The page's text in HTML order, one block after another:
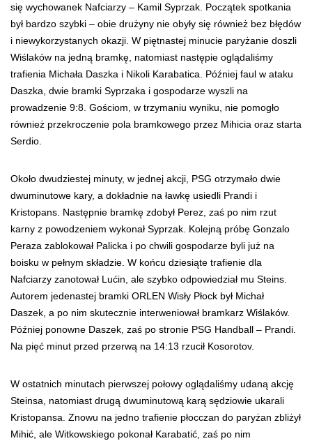
się wychowanek Nafciarzy – Kamil Syprzak. Początek spotkania
był bardzo szybki – obie drużyny nie obyły się również bez błędów
i niewykorzystanych okazji. W piętnastej minucie paryżanie doszli
Wiślaków na jedną bramkę, natomiast następie oglądaliśmy
trafienia Michała Daszka i Nikoli Karabatica. Później faul w ataku
Daszka, dwie bramki Syprzaka i gospodarze wyszli na
prowadzenie 9:8. Gościom, w trzymaniu wyniku, nie pomogło
również przekroczenie pola bramkowego przez Mihicia oraz starta
Serdio.
Około dwudziestej minuty, w jednej akcji, PSG otrzymało dwie
dwuminutowe kary, a dokładnie na ławkę usiedli Prandi i
Kristopans. Następnie bramkę zdobył Perez, zaś po nim rzut
karny z powodzeniem wykonał Syprzak. Kolejną próbę Gonzalo
Peraza zablokował Palicka i po chwili gospodarze byli już na
boisku w pełnym składzie. W końcu dziesiąte trafienie dla
Nafciarzy zanotował Lućin, ale szybko odpowiedział mu Steins.
Autorem jedenastej bramki ORLEN Wisły Płock był Michał
Daszek, a po nim skutecznie interweniował bramkarz Wiślaków.
Później ponowne Daszek, zaś po stronie PSG Handball – Prandi.
Na pięć minut przed przerwą na 14:13 rzucił Kosorotov.
W ostatnich minutach pierwszej połowy oglądaliśmy udaną akcję
Steinsa, natomiast drugą dwuminutową karą sędziowie ukarali
Kristopansa. Znowu na jedno trafienie płocczan do paryżan zbliżył
Mihić, ale Witkowskiego pokonał Karabatić, zaś po nim